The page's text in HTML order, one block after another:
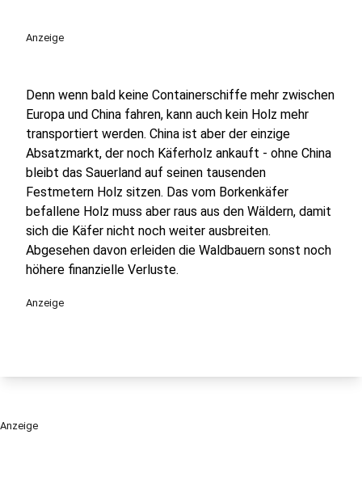
Anzeige
Denn wenn bald keine Containerschiffe mehr zwischen
Europa und China fahren, kann auch kein Holz mehr
transportiert werden. China ist aber der einzige
Absatzmarkt, der noch Käferholz ankauft - ohne China
bleibt das Sauerland auf seinen tausenden
Festmetern Holz sitzen. Das vom Borkenkäfer
befallene Holz muss aber raus aus den Wäldern, damit
sich die Käfer nicht noch weiter ausbreiten.
Abgesehen davon erleiden die Waldbauern sonst noch
höhere finanzielle Verluste.
Anzeige
Anzeige